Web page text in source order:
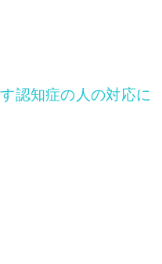
認知症の人の対応に